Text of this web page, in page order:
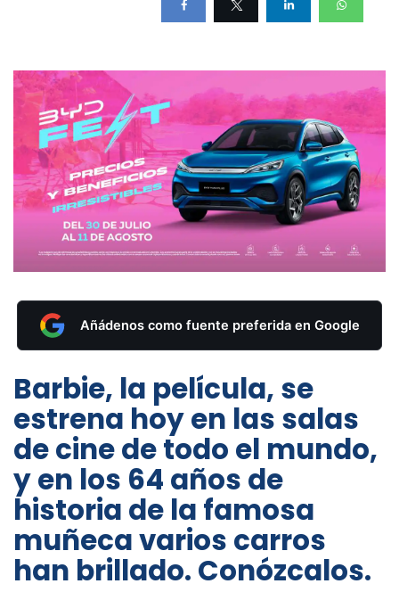
Añádenos como fuente preferida en Google
Barbie, la película, se
estrena hoy en las salas
de cine de todo el mundo,
y en los 64 años de
historia de la famosa
muñeca varios carros
han brillado. Conózcalos.